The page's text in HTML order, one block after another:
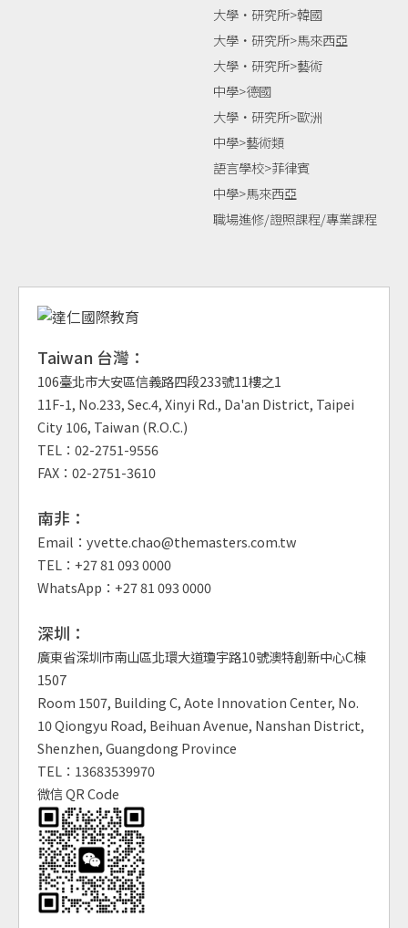
大學‧研究所>韓國
大學‧研究所>馬來西亞
大學‧研究所>藝術
中學>德國
大學‧研究所>歐洲
中學>藝術類
語言學校>菲律賓
中學>馬來西亞
職場進修/證照課程/專業課程
Taiwan 台灣：
106臺北市大安區信義路四段233號11樓之1
11F-1, No.233, Sec.4, Xinyi Rd., Da'an District, Taipei
City 106, Taiwan (R.O.C.)
TEL：02-2751-9556
FAX：02-2751-3610
南非：
Email：yvette.chao@themasters.com.tw
TEL：+27 81 093 0000
WhatsApp：+27 81 093 0000
深圳：
廣東省深圳市南山區北環大道瓊宇路10號澳特創新中心C棟
1507
Room 1507, Building C, Aote Innovation Center, No.
10 Qiongyu Road, Beihuan Avenue, Nanshan District,
Shenzhen, Guangdong Province
TEL：13683539970
微信 QR Code